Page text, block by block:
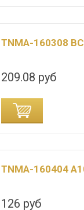
TNMA-160308
209.08 руб
ДОБАВИТЬ
TNMA-160404
126 руб